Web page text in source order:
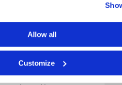
Allow all
Customize
på lämpligt
testa
fastställa
egenskaper